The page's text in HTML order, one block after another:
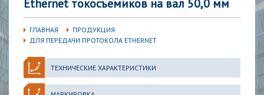
Ethernet токосъемиков на вал 50,0 мм
ГЛАВНАЯ
ПРОДУКЦИЯ
ДЛЯ ПЕРЕДАЧИ ПРОТОКОЛА ETHERNET
ТЕХНИЧЕСКИЕ ХАРАКТЕРИСТИКИ